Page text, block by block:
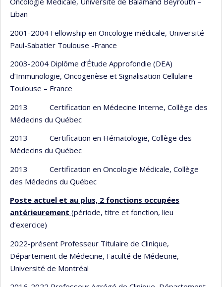
Liban
2001-2004 Fellowship en Oncologie médicale, Université
Paul-Sabatier Toulouse -France
2003-2004 Diplôme d’Étude Approfondie (DEA)
d’Immunologie, Oncogenèse et Signalisation Cellulaire
Toulouse – France
2013 Certification en Médecine Interne, Collège des
Médecins du Québec
2013 Certification en Hématologie, Collège des
Médecins du Québec
2013 Certification en Oncologie Médicale, Collège
des Médecins du Québec
Poste actuel et au plus, 2 fonctions occupées
antérieurement (période, titre et fonction, lieu
d’exercice)
2022-présent Professeur Titulaire de Clinique,
Département de Médecine, Faculté de Médecine,
Université de Montréal